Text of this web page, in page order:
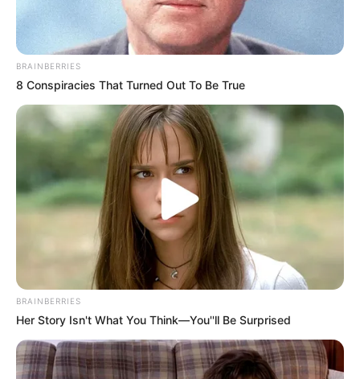
BRAINBERRIES
8 Conspiracies That Turned Out To Be True
BRAINBERRIES
Her Story Isn't What You Think—You''ll Be Surprised